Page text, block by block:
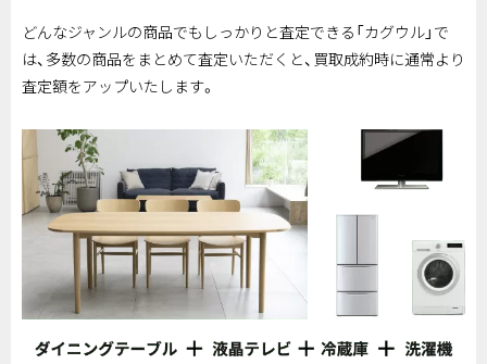
どんなジャンルの商品でもしっかりと査定できる「カグウル」で
は、多数の商品をまとめて査定いただくと、買取成約時に通常より
査定額をアップいたします。